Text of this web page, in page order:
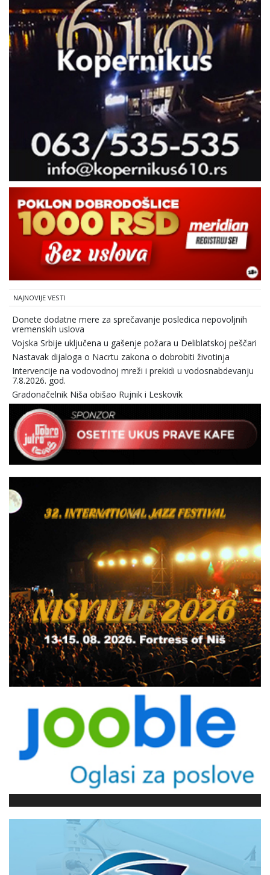
NAJNOVIJE VESTI
Donete dodatne mere za sprečavanje posledica nepovoljnih
vremenskih uslova
Vojska Srbije uključena u gašenje požara u Deliblatskoj peščari
Nastavak dijaloga o Nacrtu zakona o dobrobiti životinja
Intervencije na vodovodnoj mreži i prekidi u vodosnabdevanju
7.8.2026. god.
Gradonačelnik Niša obišao Rujnik i Leskovik